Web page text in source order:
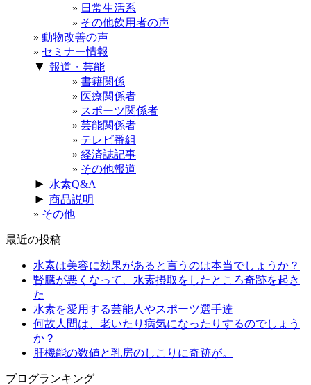
日常生活系
その他飲用者の声
動物改善の声
セミナー情報
▼ 報道・芸能
書籍関係
医療関係者
スポーツ関係者
芸能関係者
テレビ番組
経済誌記事
その他報道
► 水素Q&A
► 商品説明
その他
最近の投稿
水素は美容に効果があると言うのは本当でしょうか？
腎臓が悪くなって、水素摂取をしたところ奇跡を起き
た
水素を愛用する芸能人やスポーツ選手達
何故人間は、老いたり病気になったりするのでしょう
か？
肝機能の数値と乳房のしこりに奇跡が。
ブログランキング